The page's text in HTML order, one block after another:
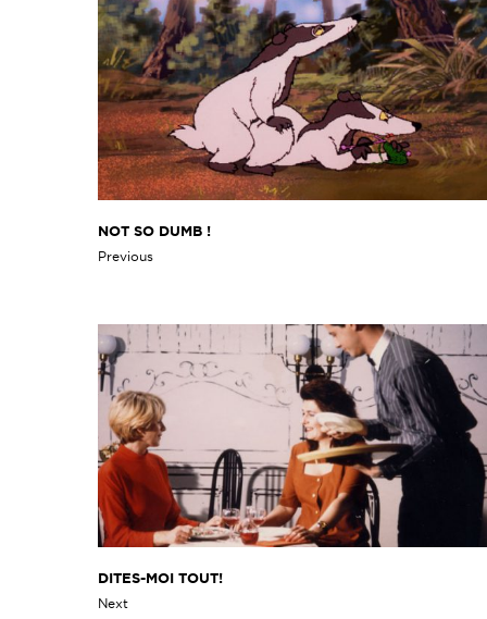
NOT SO DUMB !
Previous
DITES-MOI TOUT!
Next